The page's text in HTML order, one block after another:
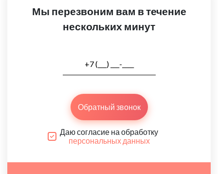
Мы перезвоним вам в течение
нескольких минут
Обратный звонок
Даю согласие на обработку
персональных данных